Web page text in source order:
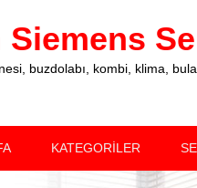
buzdolabı, kombi, klima,
KATEGORİLER